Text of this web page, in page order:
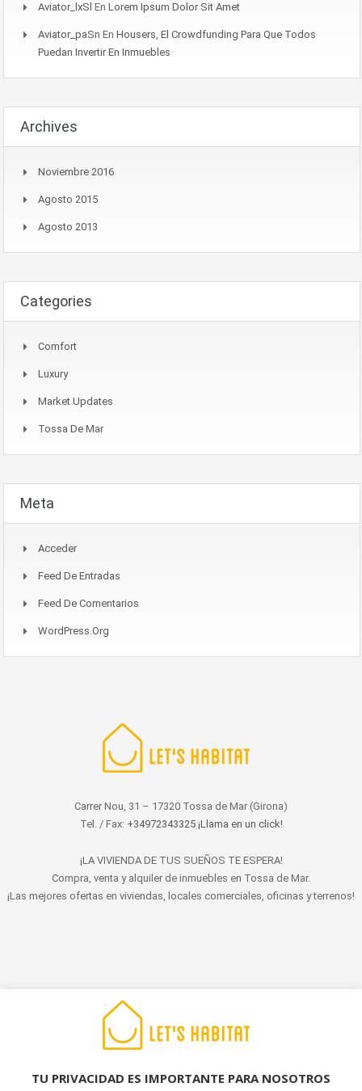
Aviator_lxSl En Lorem Ipsum Dolor Sit Amet
Aviator_paSn En Housers, El Crowdfunding Para Que Todos
Puedan Invertir En Inmuebles
Archives
Noviembre 2016
Agosto 2015
Agosto 2013
Categories
Comfort
Luxury
Market Updates
Tossa De Mar
Meta
Acceder
Feed De Entradas
Feed De Comentarios
WordPress.org
Carrer Nou, 31 – 17320 Tossa de Mar (Girona)
Tel. / Fax: +34972343325 ¡Llama en un click!
¡LA VIVIENDA DE TUS SUEÑOS TE ESPERA!
Compra, venta y alquiler de inmuebles en Tossa de Mar.
¡Las mejores ofertas en viviendas, locales comerciales, oficinas y terrenos!
© 2022 LET'S HABITAT - INMOBILIARIA. Todos los derechos reservados.
TU PRIVACIDAD ES IMPORTANTE PARA NOSOTROS